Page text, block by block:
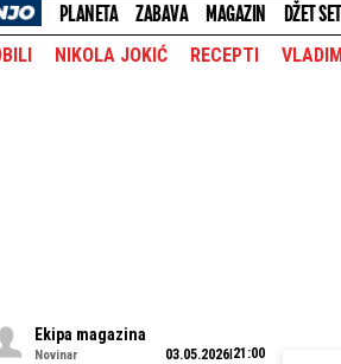
PLANETA ZABAVA MAGAZIN DŽET SET
NIKOLA JOKIĆ RECEPTI
Ekipa magazina
Novinar 03.05.2026 21:00